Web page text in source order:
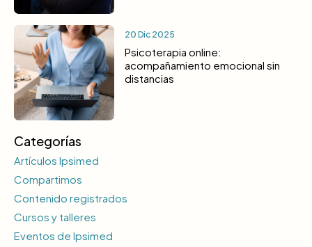
20 Dic 2025
Psicoterapia online:
acompañamiento emocional sin
distancias
Categorías
Artículos Ipsimed
Compartimos
Contenido registrados
Cursos y talleres
Eventos de Ipsimed